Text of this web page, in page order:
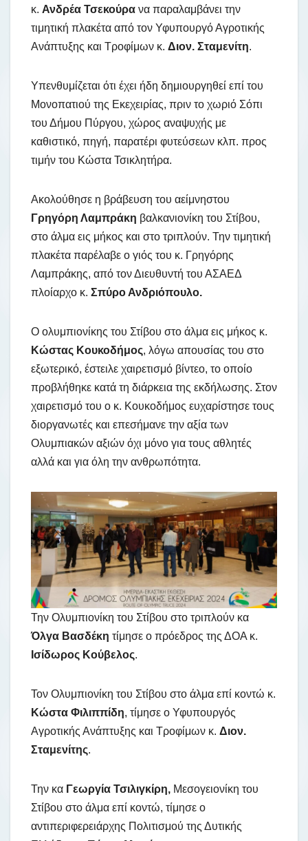
κ. Ανδρέα Τσεκούρα να παραλαμβάνει την
τιμητική πλακέτα από τον Υφυπουργό Αγροτικής
Ανάπτυξης και Τροφίμων κ. Διον. Σταμενίτη.
Υπενθυμίζεται ότι έχει ήδη δημιουργηθεί επί του
Μονοπατιού της Εκεχειρίας, πριν το χωριό Σόπι
του Δήμου Πύργου, χώρος αναψυχής με
καθιστικό, πηγή, παρατέρι φυτεύσεων κλπ. προς
τιμήν του Κώστα Τσικλητήρα.
Ακολούθησε η βράβευση του αείμνηστου
Γρηγόρη Λαμπράκη βαλκανιονίκη του Στίβου,
στο άλμα εις μήκος και στο τριπλούν. Την τιμητική
πλακέτα παρέλαβε ο γιός του κ. Γρηγόρης
Λαμπράκης, από τον Διευθυντή του ΑΣΑΕΔ
πλοίαρχο κ. Σπύρο Ανδριόπουλο.
Ο ολυμπιονίκης του Στίβου στο άλμα εις μήκος κ.
Κώστας Κουκοδήμος, λόγω απουσίας του στο
εξωτερικό, έστειλε χαιρετισμό βίντεο, το οποίο
προβλήθηκε κατά τη διάρκεια της εκδήλωσης. Στον
χαιρετισμό του ο κ. Κουκοδήμος ευχαρίστησε τους
διοργανωτές και επεσήμανε την αξία των
Ολυμπιακών αξιών όχι μόνο για τους αθλητές
αλλά και για όλη την ανθρωπότητα.
Την Ολυμπιονίκη του Στίβου στο τριπλούν κα
Όλγα Βασδέκη τίμησε ο πρόεδρος της ΔΟΑ κ.
Ισίδωρος Κούβελος.
Τον Ολυμπιονίκη του Στίβου στο άλμα επί κοντώ κ.
Κώστα Φιλιππίδη, τίμησε ο Υφυπουργός
Αγροτικής Ανάπτυξης και Τροφίμων κ. Διον.
Σταμενίτης.
Την κα Γεωργία Τσιλιγκίρη, Μεσογειονίκη του
Στίβου στο άλμα επί κοντώ, τίμησε ο
αντιπεριφερειάρχης Πολιτισμού της Δυτικής